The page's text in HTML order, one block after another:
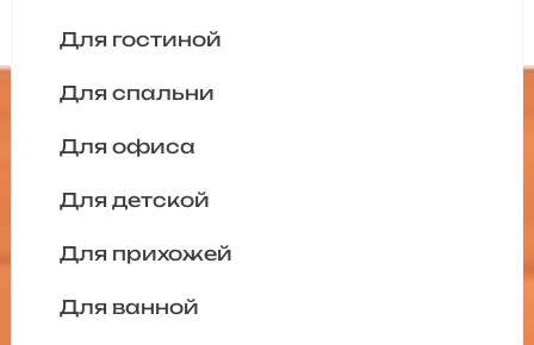
Для гостиной
Для спальни
Для офиса
Для детской
Для прихожей
Для ванной